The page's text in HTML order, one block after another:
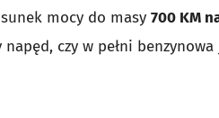
mocy do masy 700 KM
czy w pełni